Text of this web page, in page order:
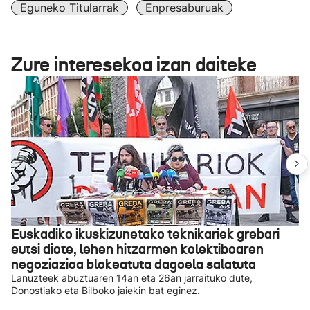
Eguneko Titularrak Enpresaburuak
Zure interesekoa izan daiteke
Euskadiko ikuskizunetako teknikariek grebari
eutsi diote, lehen hitzarmen kolektiboaren
negoziazioa blokeatuta dagoela salatuta
Lanuzteek abuztuaren 14an eta 26an jarraituko dute,
Donostiako eta Bilboko jaiekin bat eginez.